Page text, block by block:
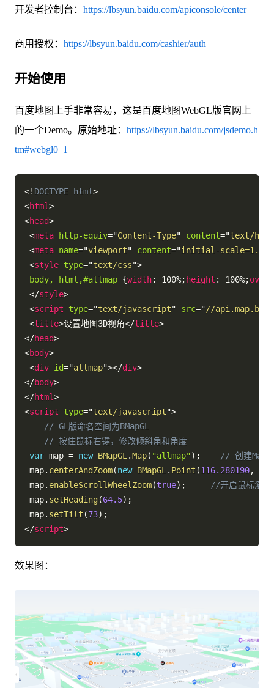
开发者控制台： https://lbsyun.baidu.com/apiconsole/center
商用授权： https://lbsyun.baidu.com/cashier/auth
开始使用
百度地图上手非常容易，这是百度地图WebGL版官网上
的一个Demo。原始地址： https://lbsyun.baidu.com/jsdemo.h
tm#webgl0_1
<! DOCTYPE html>
<html>
<head>
<meta http-equiv="Content-Type" content="text/
<meta name="viewport" content="initial-scale=1.0,
<style type="text/css">
body, html,#allmap {width: 100%; height : 100%;
</style>
<script type="text/javascript" src="//
<title>设置地图3D视角</title>
</head>
<body>
<div id="allmap"></div>
</body>
</html>
<script type="text/javascript">
// GL版命名空间为BMapGL
// 按住鼠标右键，修改倾斜角和角度
var map = new BMapGL.Map( "allmap") ;
// 创建Map
map. centerAndZoom(new BMapGL. Point (116.280190,
map. enableScrollWheelZoom(true) ;
//开启鼠标滚轮
map. setHeading(64.5) ;
map. setTilt (73) ;
</script>
效果图：